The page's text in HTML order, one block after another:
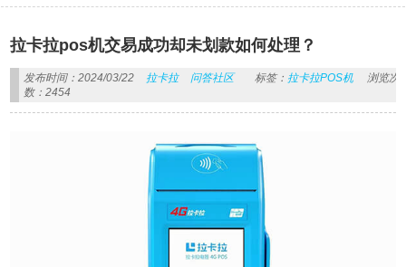
拉卡拉pos机交易成功却未划款如何处理？
发布时间：2024/03/22 拉卡拉 问答社区 标签： 拉卡拉POS机
浏览次
数：2454